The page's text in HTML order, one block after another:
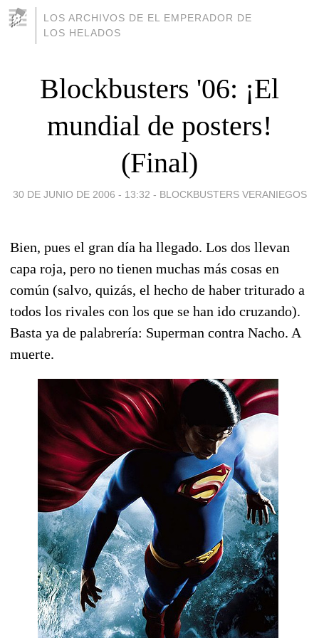
LOS ARCHIVOS DE EL EMPERADOR DE
LOS HELADOS
Blockbusters '06: ¡El
mundial de posters!
(Final)
30 DE JUNIO DE 2006 - 13:32 - BLOCKBUSTERS VERANIEGOS
Bien, pues el gran día ha llegado. Los dos llevan
capa roja, pero no tienen muchas más cosas en
común (salvo, quizás, el hecho de haber triturado a
todos los rivales con los que se han ido cruzando).
Basta ya de palabrería: Superman contra Nacho. A
muerte.